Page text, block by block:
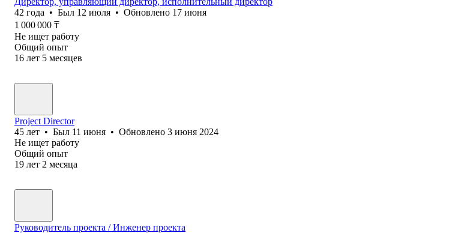
42 года • Был 12 июля • Обновлено 17 июня
1 000 000 ₸
Не ищет работу
Общий опыт
16 лет 5 месяцев
Project Director
45 лет • Был 11 июня • Обновлено 3 июня 2024
Не ищет работу
Общий опыт
19 лет 2 месяца
Руководитель проекта / Инженер проекта